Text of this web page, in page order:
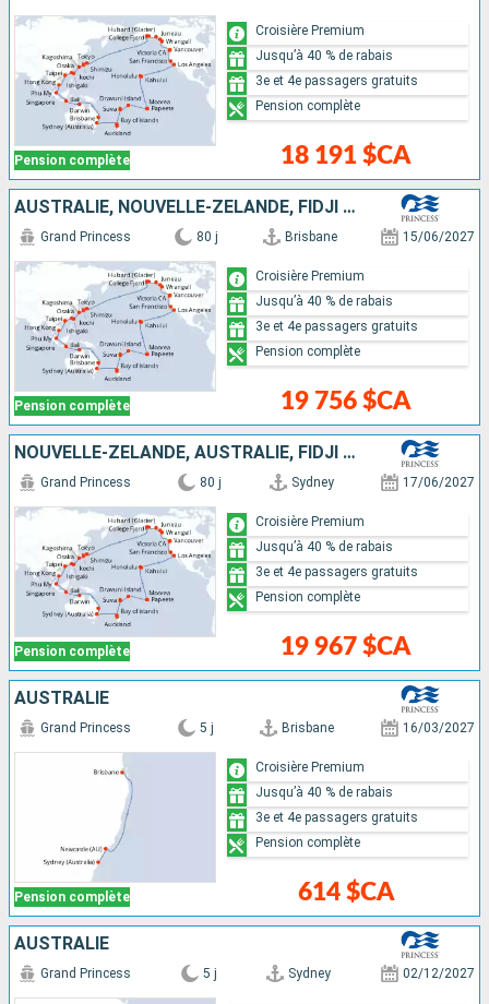
Pension complète 18 191 $CA
Croisière Premium
Jusqu’à 40 % de rabais
3e et 4e passagers gratuits
Pension complète
AUSTRALIE, NOUVELLE-ZÉLANDE, FIDJI (ÎLES), SAMOA, FRANCE, ÉTATS-UNIS, CANADA, JAPON, TAÏWAN, CHINE, VIETNAM, SINGAPOUR, INDONÉSIE
Pension complète
Grand Princess 80 j Brisbane 15/06/2027
19 756 $CA
Croisière Premium
Jusqu’à 40 % de rabais
3e et 4e passagers gratuits
Pension complète
NOUVELLE-ZÉLANDE, AUSTRALIE, FIDJI (ÎLES), SAMOA, FRANCE, CANADA, ÉTATS-UNIS, JAPON, TAÏWAN, CHINE, VIETNAM, SINGAPOUR, INDONÉSIE
Pension complète
Grand Princess 80 j Sydney 17/06/2027
19 967 $CA
Croisière Premium
Jusqu’à 40 % de rabais
3e et 4e passagers gratuits
Pension complète
AUSTRALIE
Pension complète
Grand Princess 5 j Brisbane 16/03/2027
614 $CA
Croisière Premium
Jusqu’à 40 % de rabais
3e et 4e passagers gratuits
Pension complète
AUSTRALIE
Grand Princess 5 j Sydney 02/12/2027